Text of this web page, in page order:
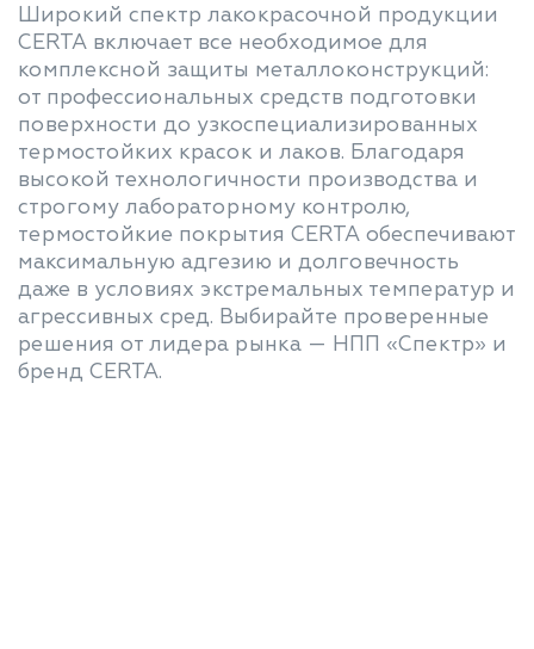
Широкий спектр лакокрасочной продукции
CERTA включает все необходимое для
комплексной защиты металлоконструкций:
от профессиональных средств подготовки
поверхности до узкоспециализированных
термостойких красок и лаков. Благодаря
высокой технологичности производства и
строгому лабораторному контролю,
термостойкие покрытия CERTA обеспечивают
максимальную адгезию и долговечность
даже в условиях экстремальных температур и
агрессивных сред. Выбирайте проверенные
решения от лидера рынка — НПП «Спектр» и
бренд CERTA.